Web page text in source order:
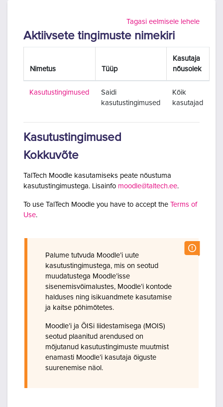
Tagasi eelmisele lehele
Aktiivsete tingimuste nimekiri
Nimetus Tüüp
Kasutaja
nõusolek
Kasutustingimused
Saidi
kasutustingimused
Kõik
kasutajad
Kasutustingimused
Kokkuvõte
TalTech Moodle kasutamiseks peate nõustuma
kasutustingimustega. Lisainfo moodle@taltech.ee.
To use TalTech Moodle you have to accept the Terms of
Use.
Palume tutvuda Moodle’i uute
kasutustingimustega, mis on seotud
muudatustega Moodle’isse
sisenemisvõimalustes, Moodle’i kontode
halduses ning isikuandmete kasutamise
ja kaitse põhimõtetes.
Moodle’i ja ÕISi liidestamisega (MOIS)
seotud plaanitud arendused on
mõjutanud kasutustingimuste muutmist
enamasti Moodle’i kasutaja õiguste
suurenemise näol.